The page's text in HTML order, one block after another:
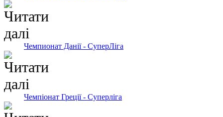
Чемпионат Данії - СуперЛіга
Чемпіонат Греції - Суперліга